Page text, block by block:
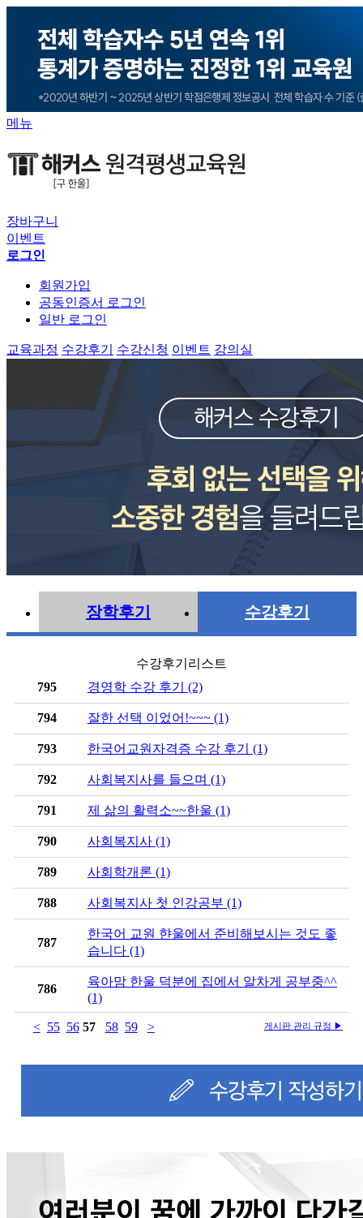
메뉴
장바구니
이벤트
로그인
회원가입
공동인증서 로그인
일반 로그인
교육과정 수강후기 수강신청 이벤트 강의실
장학후기 수강후기
수강후기리스트
795
경영학 수강 후기 (2)
794 잘한 선택 이었어!~~~ (1)
793 한국어교원자격증 수강 후기 (1)
792 사회복지사를 들으며 (1)
791 제 삶의 활력소~~한울 (1)
790 사회복지사 (1)
789 사회학개론 (1)
788 사회복지사 첫 인강공부 (1)
787
한국어 교원 햔울에서 준비해보시는 것도 좋
습니다 (1)
786
육아맘 한울 덕분에 집에서 알차게 공부중^^
(1)
< 55 5657 58 59 > 게시판 관리 규정 ▶